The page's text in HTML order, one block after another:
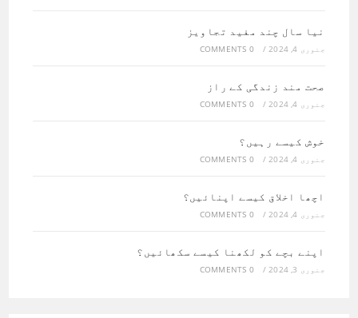
نیا سال چند مفید تجاویز
جنوری 4, 2024 /
0 COMMENTS
صحت مند زندگی کے راز
جنوری 4, 2024 /
0 COMMENTS
خوش کیسے رہیں؟
جنوری 4, 2024 /
0 COMMENTS
اچھا اخلاق کیسے اپنائیں؟
جنوری 4, 2024 /
0 COMMENTS
اپنے بچے کو لکھنا کیسے سکھائیں؟
جنوری 3, 2024 /
0 COMMENTS